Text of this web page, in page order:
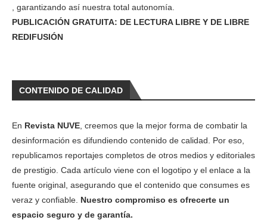
, garantizando así nuestra total autonomía.
PUBLICACIÓN GRATUITA: DE LECTURA LIBRE Y DE LIBRE
REDIFUSIÓN
CONTENIDO DE CALIDAD
En Revista NUVE , creemos que la mejor forma de combatir la
desinformación es difundiendo contenido de calidad. Por eso,
republicamos reportajes completos de otros medios y editoriales
de prestigio. Cada artículo viene con el logotipo y el enlace a la
fuente original, asegurando que el contenido que consumes es
veraz y confiable. Nuestro compromiso es ofrecerte un
espacio seguro y de garantía.